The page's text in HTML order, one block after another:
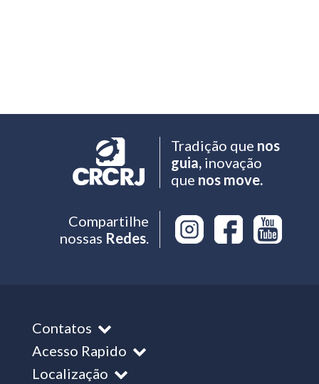
Tradição que nos
guia,inovação
que nos move.
Compartilhe
nossas Redes.
Contatos
Acesso Rapido
Localização